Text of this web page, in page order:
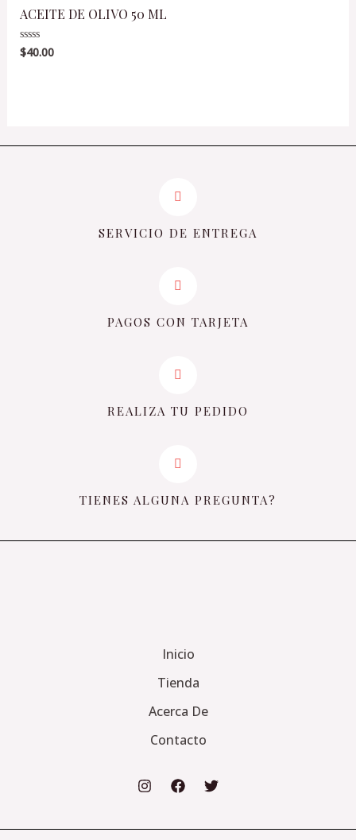
ACEITE DE OLIVO 50 ML
Valorado
en
$40.00
SERVICIO DE ENTREGA
PAGOS CON TARJETA
REALIZA TU PEDIDO
TIENES ALGUNA PREGUNTA?
Inicio
Tienda
Acerca De
Contacto